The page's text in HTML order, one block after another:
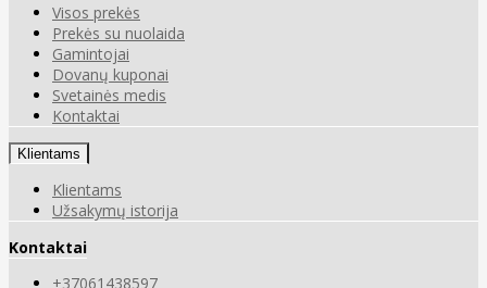
Visos prekės
Prekės su nuolaida
Gamintojai
Dovanų kuponai
Svetainės medis
Kontaktai
Klientams
Klientams
Užsakymų istorija
Kontaktai
+37061438597